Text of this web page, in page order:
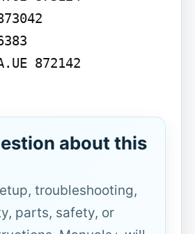
872142
about this
troubleshooting,
parts, safety, or